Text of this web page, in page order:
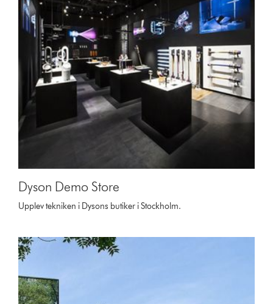
Dyson Demo Store
Upplev tekniken i Dysons butiker i Stockholm.